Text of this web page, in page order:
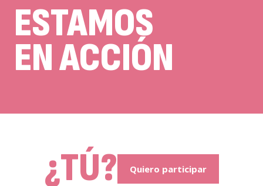
ESTAMOS
EN ACCIÓN
¿TÚ? Quiero participar